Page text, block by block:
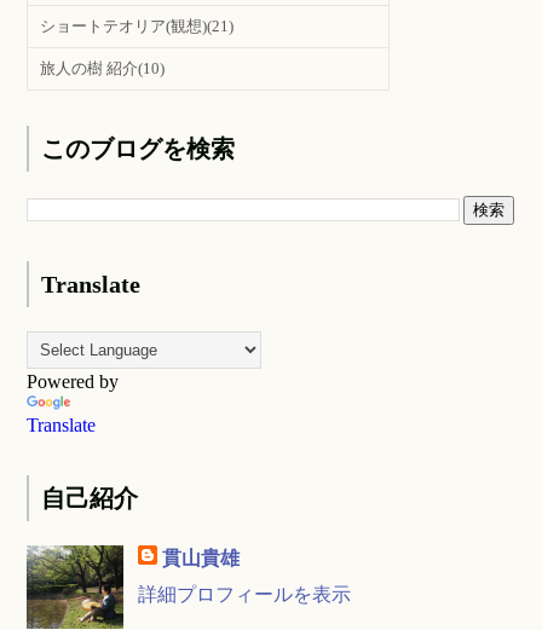
ショートテオリア(観想)(21)
旅人の樹 紹介(10)
このブログを検索
Translate
Powered by
Translate
自己紹介
貫山貴雄
詳細プロフィールを表示